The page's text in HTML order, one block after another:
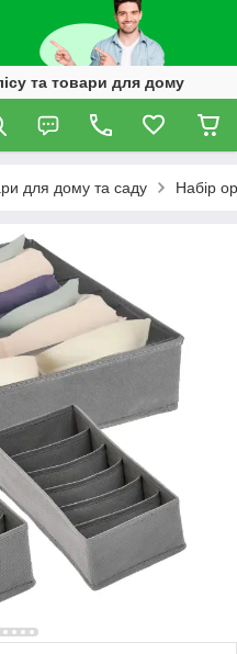
та товари для дому
для дому та саду Набір